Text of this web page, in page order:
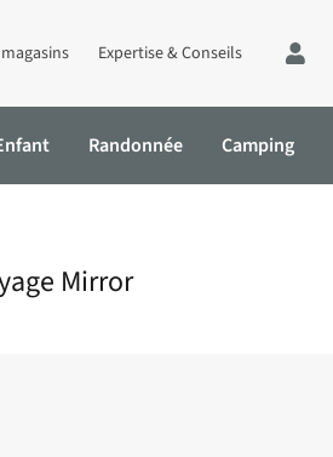
Expertise & Conseils
Randonnée Camping
Mirror